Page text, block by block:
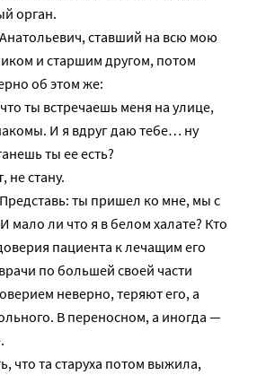
орган.
ставший на всю мою
и старшим другом, потом
об этом же:
ты встречаешь меня на улице,
И я вдруг даю тебе… ну
ты ее есть?
не стану.
ты пришел ко мне, мы с
мало ли что я в белом халате? Кто
пациента к лечащим его
по большей своей части
неверно, теряют его, а
В переносном, а иногда —
что та старуха потом выжила,